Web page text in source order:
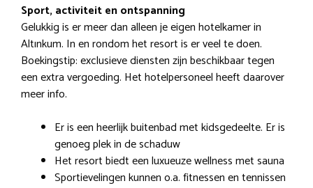
Sport, activiteit en ontspanning
Gelukkig is er meer dan alleen je eigen hotelkamer in
Altınkum. In en rondom het resort is er veel te doen.
Boekingstip: exclusieve diensten zijn beschikbaar tegen
een extra vergoeding. Het hotelpersoneel heeft daarover
meer info.
Er is een heerlijk buitenbad met kidsgedeelte. Er is
genoeg plek in de schaduw
Het resort biedt een luxueuze wellness met sauna
Sportievelingen kunnen o.a. fitnessen en tennissen